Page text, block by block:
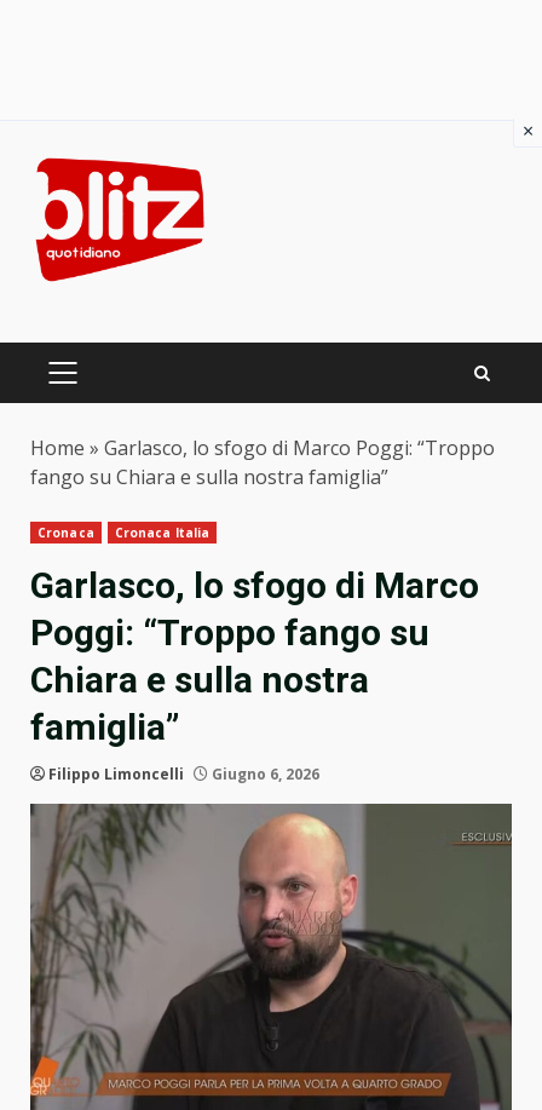
content
PRIMARY
Home » Garlasco, lo sfogo di Marco Poggi: “Troppo
fango su Chiara e sulla nostra famiglia”
Cronaca Cronaca Italia
Garlasco, lo sfogo di Marco
Poggi: “Troppo fango su
Chiara e sulla nostra
famiglia”
Filippo Limoncelli Giugno 6, 2026
×